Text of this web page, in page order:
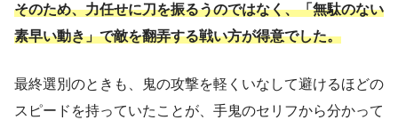
そのため、力任せに刀を振るうのではなく、「無駄のない
素早い動き」で敵を翻弄する戦い方が得意でした。
最終選別のときも、鬼の攻撃を軽くいなして避けるほどの
スピードを持っていたことが、手鬼のセリフから分かって